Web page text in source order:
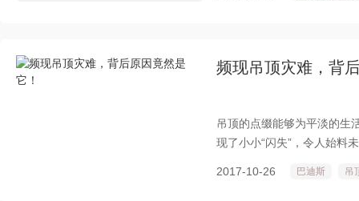
频现吊顶灾难，背
吊顶的点缀能够为平淡的生
现了小小“闪失”，令人始料
2017-10-26 巴迪斯 吊